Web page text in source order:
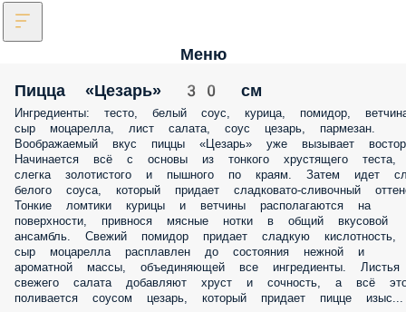
Меню
Пицца «Цезарь» 30 см
Ингредиенты: тесто, белый соус, курица, помидор,
сыр моцарелла, лист салата, соус цезарь, пармезан.
Воображаемый вкус пиццы «Цезарь» уже вызывает
Начинается всё с основы из тонкого хрустящего теста,
слегка золотистого и пышного по краям. Затем идет
белого соуса, который придает сладковато-сливочный
Тонкие ломтики курицы и ветчины располагаются на
поверхности, привнося мясные нотки в общий вкусовой
ансамбль. Свежий помидор придает сладкую
сыр моцарелла расплавлен до состояния нежной и
ароматной массы, объединяющей все ингредиенты. Листья
свежего салата добавляют хруст и сочность, а всё
поливается соусом цезарь, который придает пицце изыс...